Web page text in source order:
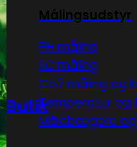
Målingsudstyr
PH måling
EC måling
Co2 måling og
Temperatur og
Målebægere og
Butik